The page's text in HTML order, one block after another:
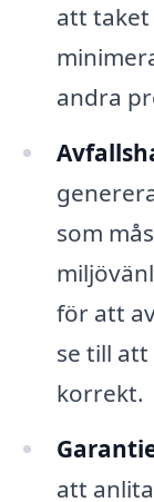
att
andra
som
för att
se till
korrekt.
att